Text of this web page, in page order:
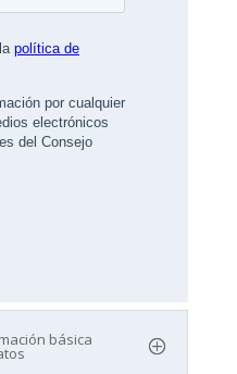
básica